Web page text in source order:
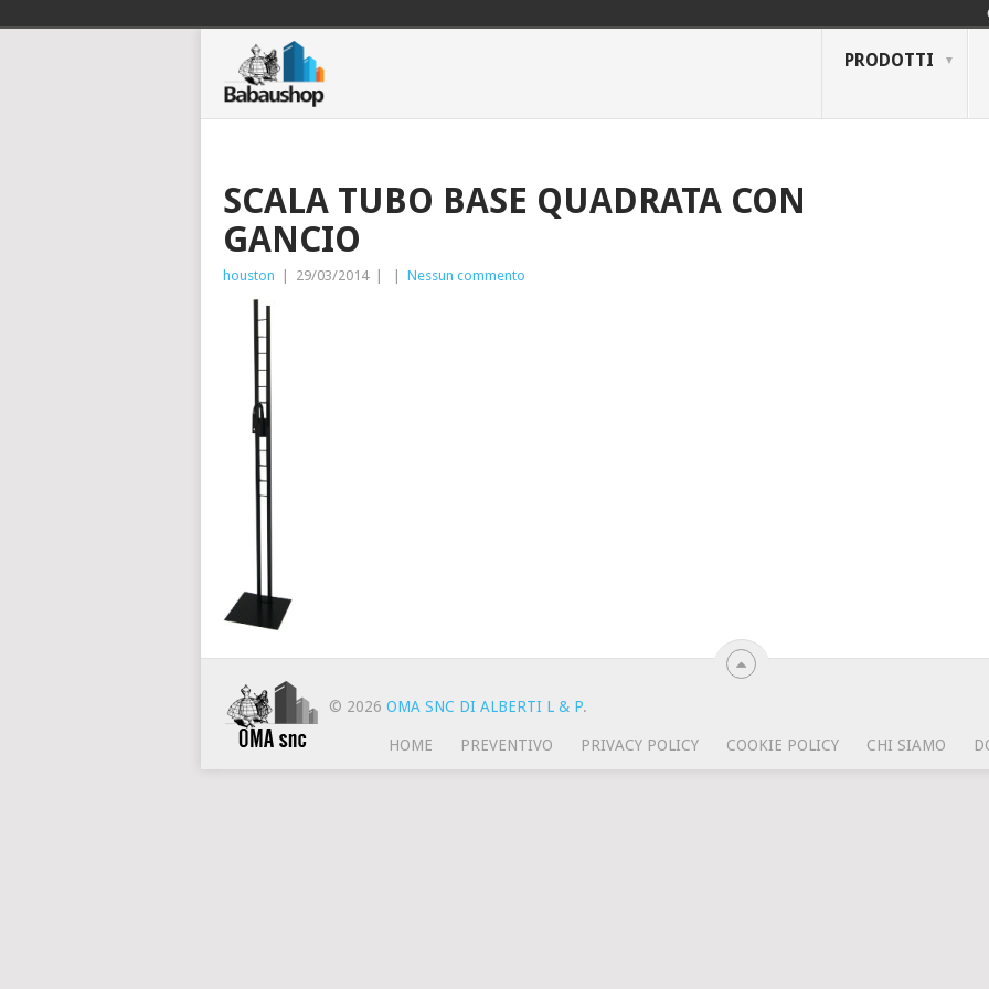
PRODOTTI
SCALA TUBO BASE QUADRATA CON
GANCIO
houston 29/03/2014 Nessun commento
© 2026 OMA SNC DI ALBERTI L & P.
HOME PREVENTIVO PRIVACY POLICY COOKIE POLICY CHI SIAMO